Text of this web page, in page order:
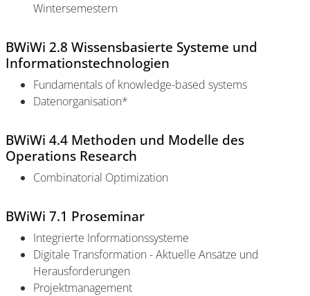
Wintersemestern
BWiWi 2.8 Wissensbasierte Systeme und
Informationstechnologien
Fundamentals of knowledge-based systems
Datenorganisation*
BWiWi 4.4 Methoden und Modelle des
Operations Research
Combinatorial Optimization
BWiWi 7.1 Proseminar
Integrierte Informationssysteme
Digitale Transformation - Aktuelle Ansätze und
Herausforderungen
Projektmanagement